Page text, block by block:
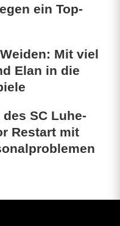
ein Top-
Mit viel
Elan in die
SC Luhe-
Restart mit